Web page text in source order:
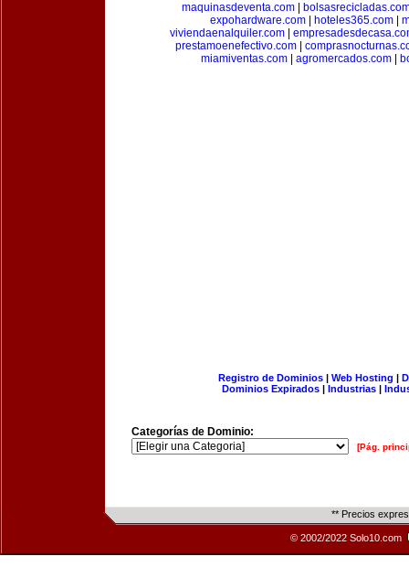
maquinasdeventa.com
expohardware.com| hoteles365.com|
viviendaenalquiler.com|
prestamoenefectivo.com
miamiventas.com
agromercados.com
Registro de Dominios| Web Hosting |
Dominios Expirados | Industrias |
Categorías de Dominio:
[Pág.
** Precios
© 2002/2022 Solo10.com